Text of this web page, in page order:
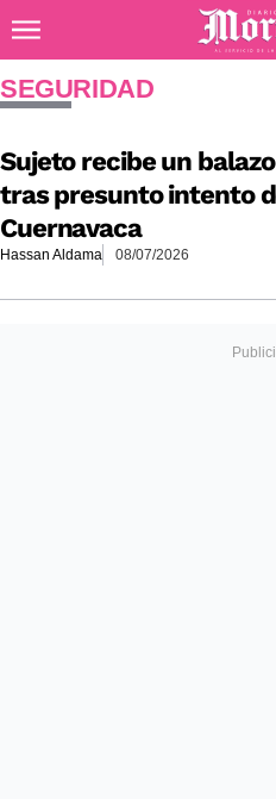
Diario de Morelos
SEGURIDAD
Sujeto recibe un
tras presunto intento
Cuernavaca
Hassan Aldama 08/07/2026